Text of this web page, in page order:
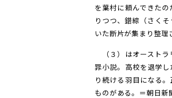
を葉村に頼んできた
りつつ、錯綜（さく
いた断片が集まり整理
（３）はオーストラ
罪小説。高校を退学
り続ける羽目になる
ものがある。＝朝日